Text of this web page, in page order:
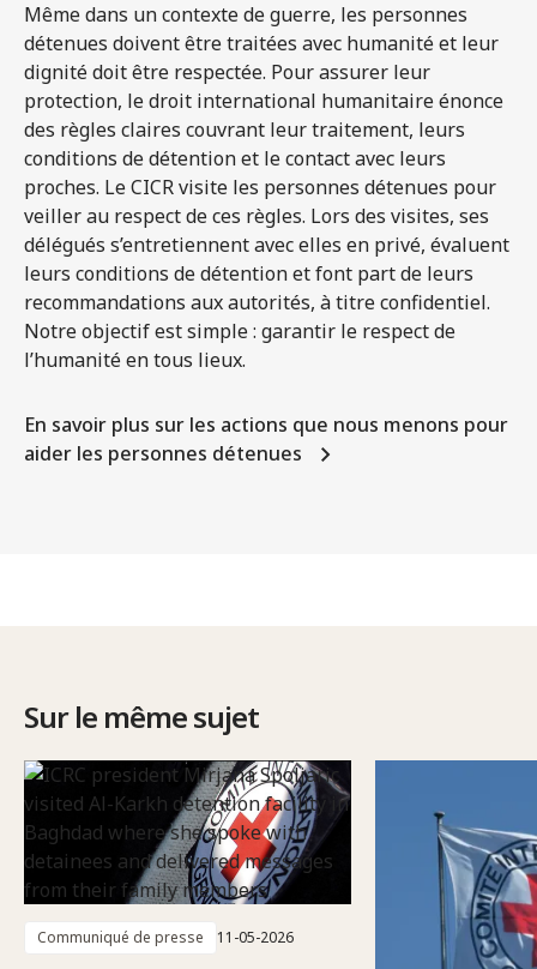
Même dans un contexte de guerre, les personnes
détenues doivent être traitées avec humanité et leur
dignité doit être respectée. Pour assurer leur
protection, le droit international humanitaire énonce
des règles claires couvrant leur traitement, leurs
conditions de détention et le contact avec leurs
proches. Le CICR visite les personnes détenues pour
veiller au respect de ces règles. Lors des visites, ses
délégués s’entretiennent avec elles en privé, évaluent
leurs conditions de détention et font part de leurs
recommandations aux autorités, à titre confidentiel.
Notre objectif est simple : garantir le respect de
l’humanité en tous lieux.
En savoir plus sur les actions que nous menons pour
aider les personnes détenues
Sur le même sujet
Communiqué de presse 11-05-2026